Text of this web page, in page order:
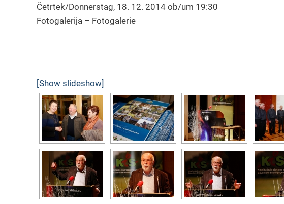
Četrtek/Donnerstag, 18. 12. 2014 ob/um 19:30
Fotogalerija – Fotogalerie
[Show slideshow]